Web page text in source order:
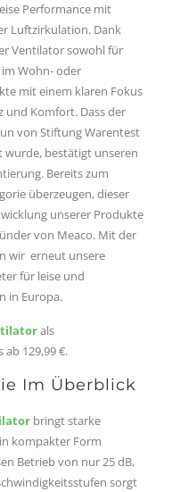
Performance mit
Luftzirkulation. Dank
Ventilator sowohl für
Wohn- oder
mit einem klaren Fokus
und Komfort. Dass der
von Stiftung Warentest
wurde, bestätigt unseren
Bereits zum
überzeugen, dieser
unserer Produkte
von Meaco. Mit der
wir erneut unsere
für leise und
in Europa.
als
ab 129,99 €.
Im Überblick
bringt starke
kompakter Form
Betrieb von nur 25 dB,
sorgt